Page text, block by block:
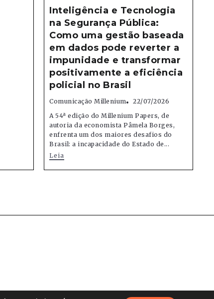
Inteligência e Tecnologia
na Segurança Pública:
Como uma gestão baseada
em dados pode reverter a
impunidade e transformar
positivamente a eficiência
policial no Brasil
Comunicação Millenium
22/07/2026
A 54ª edição do Millenium Papers, de
autoria da economista Pâmela Borges,
enfrenta um dos maiores desafios do
Brasil: a incapacidade do Estado de...
Leia